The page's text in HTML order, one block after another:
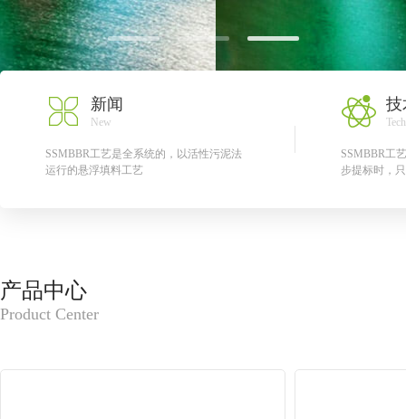
新闻
New
SSMBBR工艺是全系统的，以活性污泥法
运行的悬浮填料工艺
技
SSMBBR工
步提标时，
产品中心
Product Center